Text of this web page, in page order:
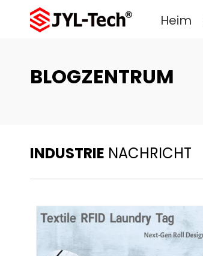
Heim
BLOGZENTRUM
INDUSTRIE NACHRICHT